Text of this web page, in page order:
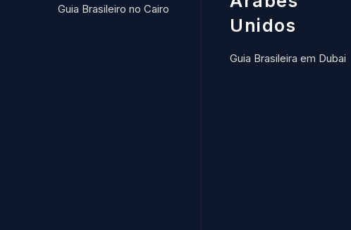
Guia Brasileiro no Cairo
Unidos
Guia Brasileira em Dubai